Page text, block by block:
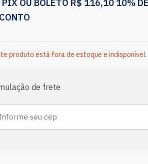
PIX OU BOLETO R$ 116,10 10% DE
produto está fora de estoque e indisponível.
de frete